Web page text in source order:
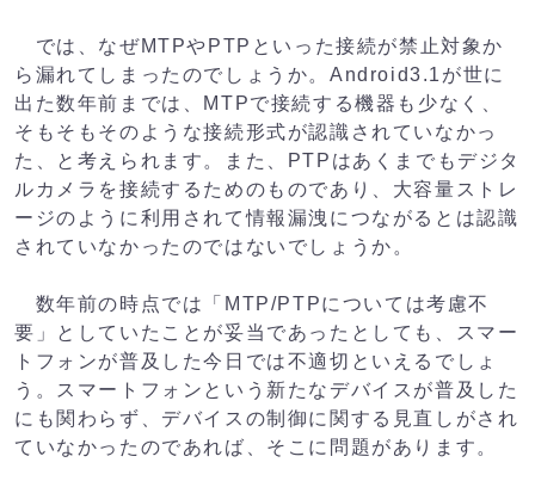
では、なぜMTPやPTPといった接続が禁止対象か
ら漏れてしまったのでしょうか。Android3.1が世に
出た数年前までは、MTPで接続する機器も少なく、
そもそもそのような接続形式が認識されていなかっ
た、と考えられます。また、PTPはあくまでもデジタ
ルカメラを接続するためのものであり、大容量ストレ
ージのように利用されて情報漏洩につながるとは認識
されていなかったのではないでしょうか。
数年前の時点では「MTP/PTPについては考慮不
要」としていたことが妥当であったとしても、スマー
トフォンが普及した今日では不適切といえるでしょ
う。スマートフォンという新たなデバイスが普及した
にも関わらず、デバイスの制御に関する見直しがされ
ていなかったのであれば、そこに問題があります。